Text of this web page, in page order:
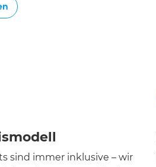
sind immer inklusive – wir